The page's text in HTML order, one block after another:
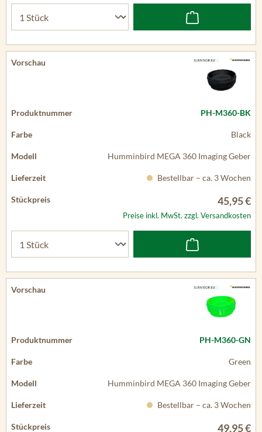
PH-M360-BK
Black
Humminbird MEGA 360 Imaging Geber
Bestellbar – ca. 3 Wochen
45,95 €
Preise inkl. MwSt. zzgl. Versandkosten
PH-M360-GN
Green
Humminbird MEGA 360 Imaging Geber
Bestellbar – ca. 3 Wochen
49,95 €